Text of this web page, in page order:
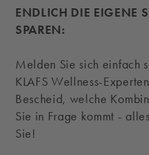
ENDLICH DIE EIGENE
SPAREN:
Melden Sie sich einfach
KLAFS Wellness-
Bescheid, welche
Sie in Frage kommt -
Sie!